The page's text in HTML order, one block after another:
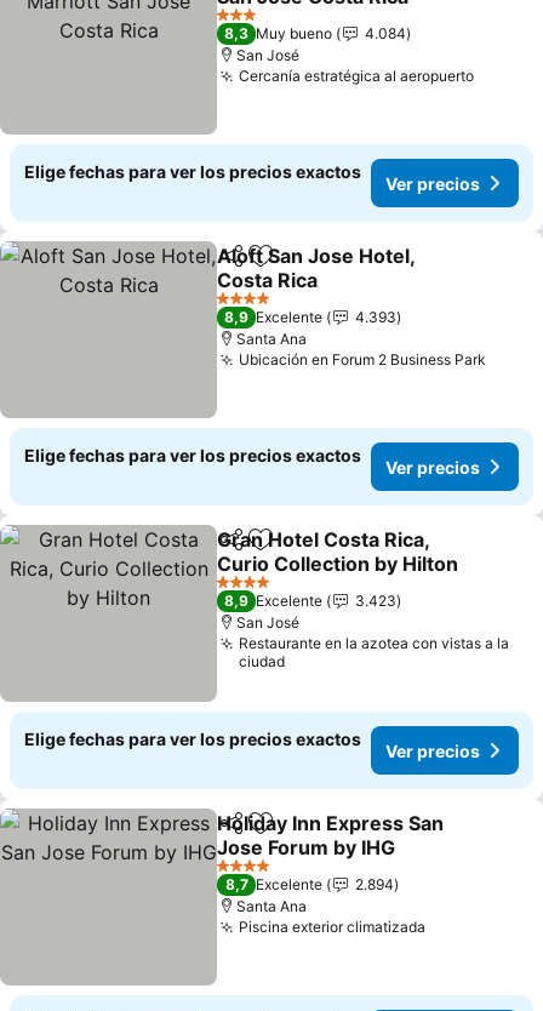
Ver precios
3 Estrellas
8,3 Muy bueno
4.084
San José
Cercanía estratégica al aeropuertoVer
Elige fechas para ver los precios exactos
Ver precios
CompartirAgregar a favoritos
Aloft San Jose Hotel,
Costa Rica
Ver precios
4 Estrellas
8,9 Excelente
4.393
Santa Ana
Ubicación en Forum 2 Business Park
Elige fechas para ver los precios exactos
Ver precios
CompartirAgregar a favoritos
Gran Hotel Costa Rica,
Curio Collection by Hilton
Ver precios
4 Estrellas
8,9 Excelente
3.423
San José
Restaurante en la azotea con vistas a la
ciudad
Elige fechas para ver los precios exactos
Ver precios
CompartirAgregar a favoritos
Holiday Inn Express San
Jose Forum by IHG
Ver precios
4 Estrellas
8,7 Excelente
2.894
Santa Ana
Piscina exterior climatizada